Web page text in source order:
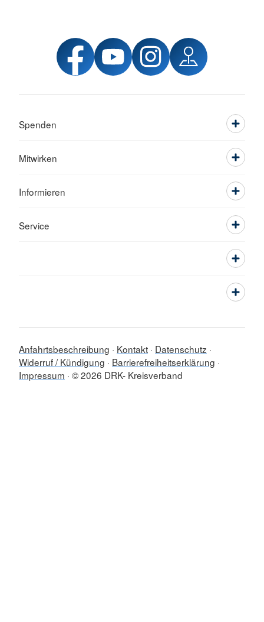
Spenden
Mitwirken
Informieren
Service
Anfahrtsbeschreibung Kontakt Datenschutz
Widerruf / Kündigung
Barrierefreiheitserklärung
Impressum © 2026 DRK- Kreisverband